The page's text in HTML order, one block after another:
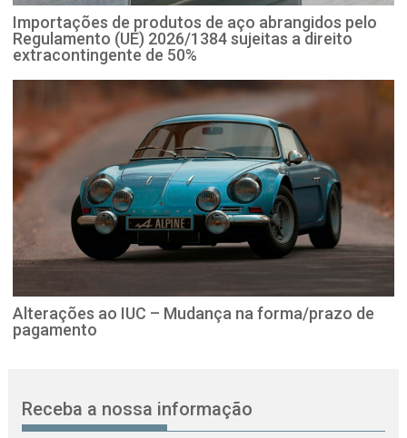
Importações de produtos de aço abrangidos pelo
Regulamento (UE) 2026/1384 sujeitas a direito
extracontingente de 50%
Alterações ao IUC – Mudança na forma/prazo de
pagamento
Receba a nossa informação